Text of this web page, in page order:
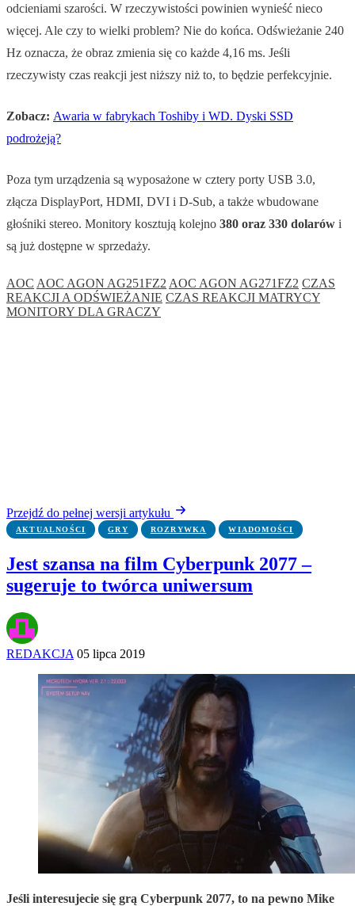
odcieniami szarości. W rzeczywistości powinien wynieść nieco
więcej. Ale czy to wielki problem? Nie do końca. Odświeżanie 240
Hz oznacza, że obraz zmienia się co każde 4,16 ms. Jeśli
rzeczywisty czas reakcji jest niższy niż to, to będzie perfekcyjnie.
Zobacz: Awaria w fabrykach Toshiby i WD. Dyski SSD
podrożeją?
Poza tym urządzenia są wyposażone w cztery porty USB 3.0,
złącza DisplayPort, HDMI, DVI i D-Sub, a także wbudowane
głośniki stereo. Monitory kosztują kolejno 380 oraz 330 dolarów i
są już dostępne w sprzedaży.
AOC AOC AGON AG251FZ2 AOC AGON AG271FZ2 CZAS
REAKCJI A ODŚWIEŻANIE CZAS REAKCJI MATRYCY
MONITORY DLA GRACZY
Przejdź do pełnej wersji artykułu
AKTUALNOŚCI GRY ROZRYWKA WIADOMOŚCI
Jest szansa na film Cyberpunk 2077 –
sugeruje to twórca uniwersum
REDAKCJA 05 lipca 2019
Jeśli interesujecie się grą Cyberpunk 2077, to na pewno Mike